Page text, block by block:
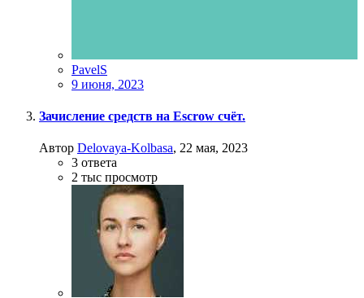
PavelS
9 июня, 2023
Зачисление средств на Escrow счёт.
Автор Delovaya-Kolbasa, 22 мая, 2023
3 ответа
2 тыс просмотр